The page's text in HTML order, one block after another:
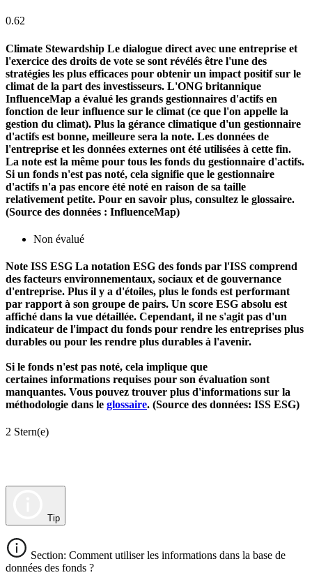
0.62
Climate Stewardship Le dialogue direct avec une entreprise et
l'exercice des droits de vote se sont révélés être l'une des
stratégies les plus efficaces pour obtenir un impact positif sur le
climat de la part des investisseurs. L'ONG britannique
InfluenceMap a évalué les grands gestionnaires d'actifs en
fonction de leur influence sur le climat (ce que l'on appelle la
gestion du climat). Plus la gérance climatique d'un gestionnaire
d'actifs est bonne, meilleure sera la note. Les données de
l'entreprise et les données externes ont été utilisées à cette fin.
La note est la même pour tous les fonds du gestionnaire d'actifs.
Si un fonds n'est pas noté, cela signifie que le gestionnaire
d'actifs n'a pas encore été noté en raison de sa taille
relativement petite. Pour en savoir plus, consultez le glossaire.
(Source des données : InfluenceMap)
Non évalué
Note ISS ESG La notation ESG des fonds par l'ISS comprend
des facteurs environnementaux, sociaux et de gouvernance
d'entreprise. Plus il y a d'étoiles, plus le fonds est performant
par rapport à son groupe de pairs. Un score ESG absolu est
affiché dans la vue détaillée. Cependant, il ne s'agit pas d'un
indicateur de l'impact du fonds pour rendre les entreprises plus
durables ou pour les rendre plus durables à l'avenir.
Si le fonds n'est pas noté, cela implique que
certaines informations requises pour son évaluation sont
manquantes. Vous pouvez trouver plus d'informations sur la
méthodologie dans le glossaire. (Source des données: ISS ESG)
2 Stern(e)
Tip
Section: Comment utiliser les informations dans la base de
données des fonds ?